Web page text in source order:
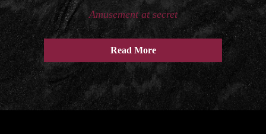
Amusement at secret
Read More